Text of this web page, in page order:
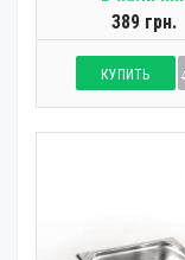
389 грн.
КУПИТЬ